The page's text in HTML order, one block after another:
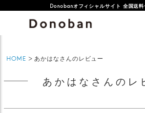
Donobanオフィシャルサイト 全国送
HOME あかはなさんのレビュー
あかはなさんのレ